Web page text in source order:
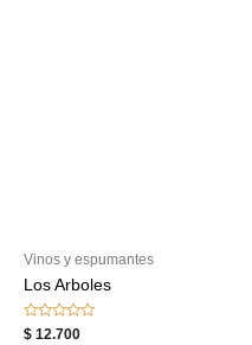
Vinos y espumantes
Los Arboles
Valorado
$ 12.700